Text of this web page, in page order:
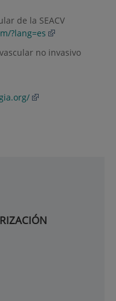
de la SEACV
?lang=es
no invasivo